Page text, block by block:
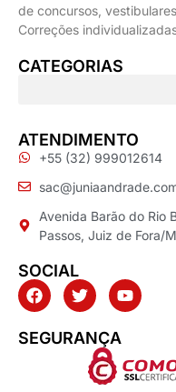
de concursos,
Correções
CATEGORIAS
ATENDIMENTO
+55 (32) 999012614
Avenida Barão do Rio
Passos, Juiz de Fora/
SOCIAL
SEGURANÇA